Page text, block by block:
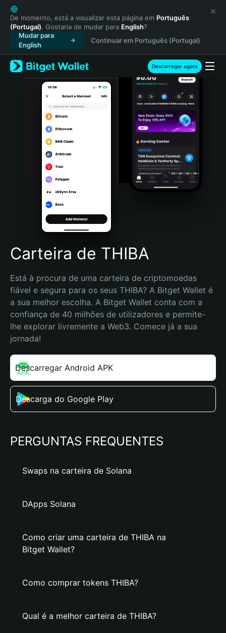
English
日本語
Tiếng Việt
Русский
Español (Latinoamérica)
Türkçe
Italiano
Português (Portugal)
Bahasa Indonesia
Português (Brasil)
Español (Argentina)
De momento, está a visualizar esta página em Português
(Portugal). Gostaria de mudar para English?
Mudar para
English
Continuar em Português (Portugal)
Descarregar agora
Carteira de THIBA
Está à procura de uma carteira de criptomoedas
fiável e segura para os seus THIBA? A Bitget Wallet é
a sua melhor escolha. A Bitget Wallet conta com a
confiança de 40 milhões de utilizadores e permite-
lhe explorar livremente a Web3. Comece já a sua
jornada!
Descarregar Android APK
Descarga do Google Play
PERGUNTAS FREQUENTES
Swaps na carteira de Solana
DApps Solana
Como criar uma carteira de THIBA na
Bitget Wallet?
Como comprar tokens THIBA?
Qual é a melhor carteira de THIBA?